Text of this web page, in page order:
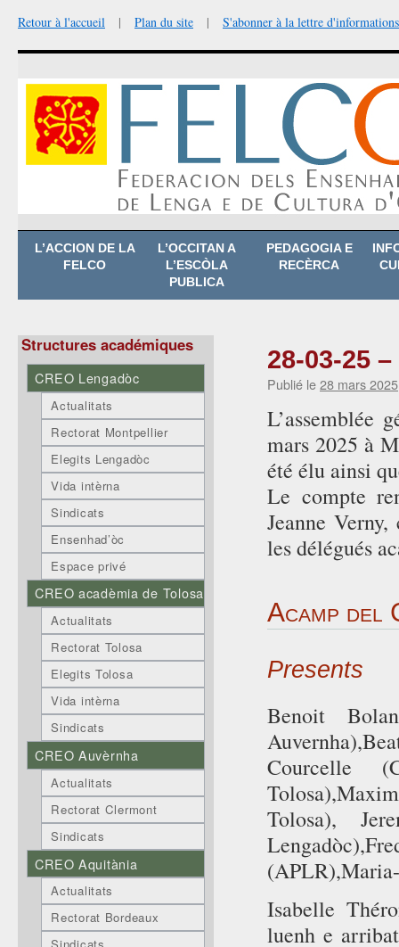
Retour à l'accueil | Plan du site | S'abonner à la lettre d'informations
AllerL’ACCION DE LA
FELCO
L’OCCITAN A
L’ESCÒLA
PUBLICA
PEDAGOGIA E
RECÈRCA
28-03-25 –
Publié le28 mars 2025
L’assemblée
mars 2025 à
été élu ainsi
Le compte
Jeanne
les délégués
Acamp del
Presents
Benoit
Courcelle
Tolosa),
Isabelle
luenh e
Structures académiques
CREO Lengadòc
Actualitats
Rectorat Montpellier
Elegits Lengadòc
Vida intèrna
Sindicats
Ensenhad’òc
Espace privé
CREO acadèmia de Tolosa
Actualitats
Rectorat Tolosa
Elegits Tolosa
Vida intèrna
Sindicats
CREO Auvèrnha
Actualitats
Rectorat Clermont
Sindicats
CREO Aquitània
Actualitats
Rectorat Bordeaux